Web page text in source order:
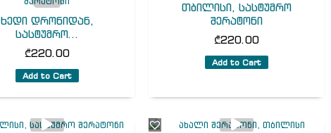
ხედი დრონიდან,
სასტუმრო...
₾220.00
Add to Cart
თბილისი, სასტუმრო
შერატონი
₾220.00
Add to Cart